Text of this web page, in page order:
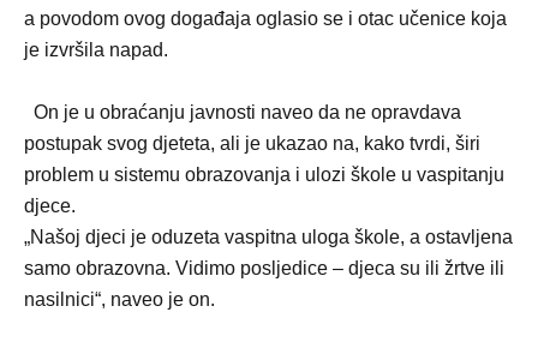
a povodom ovog događaja oglasio se i otac učenice koja
je izvršila napad.
On je u obraćanju javnosti naveo da ne opravdava
postupak svog djeteta, ali je ukazao na, kako tvrdi, širi
problem u sistemu obrazovanja i ulozi škole u vaspitanju
djece.
„Našoj djeci je oduzeta vaspitna uloga škole, a ostavljena
samo obrazovna. Vidimo posljedice – djeca su ili žrtve ili
nasilnici“, naveo je on.